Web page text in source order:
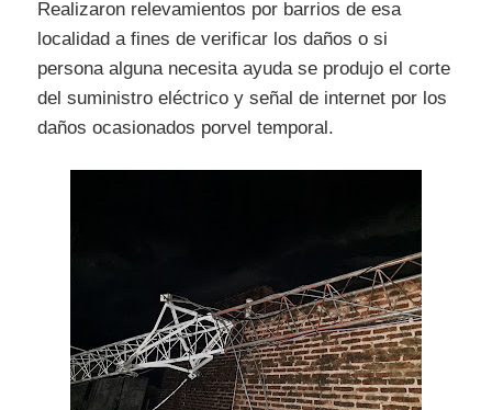
Realizaron relevamientos por barrios de esa
localidad a fines de verificar los daños o si
persona alguna necesita ayuda se produjo el corte
del suministro eléctrico y señal de internet por los
daños ocasionados porvel temporal.